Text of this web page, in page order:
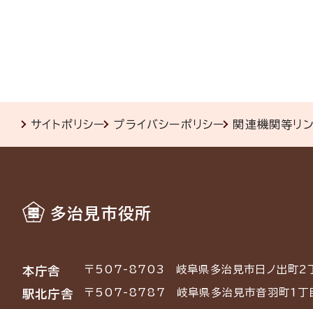
サイトポリシー プライバシーポリシー 関連機関等リ
多治見市役所
本庁舎 〒507-8703 岐阜県多治見市日ノ出町
駅北庁舎 〒507-8787 岐阜県多治見市音羽町1